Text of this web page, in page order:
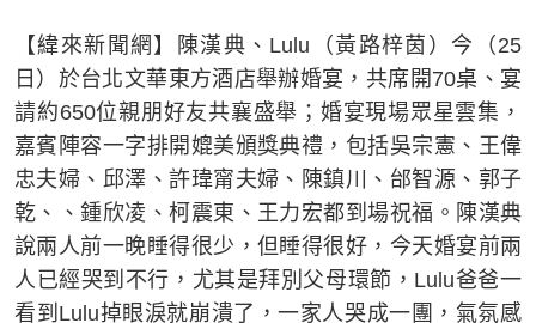
【緯來新聞網】陳漢典、Lulu（黃路梓茵）今（25
日）於台北文華東方酒店舉辦婚宴，共席開70桌、宴
請約650位親朋好友共襄盛舉；婚宴現場眾星雲集，
嘉賓陣容一字排開媲美頒獎典禮，包括吳宗憲、王偉
忠夫婦、邱澤、許瑋甯夫婦、陳鎮川、邰智源、郭子
乾、、鍾欣凌、柯震東、王力宏都到場祝福。陳漢典
說兩人前一晚睡得很少，但睡得很好，今天婚宴前兩
人已經哭到不行，尤其是拜別父母環節，Lulu爸爸一
看到Lulu掉眼淚就崩潰了，一家人哭成一團，氣氛感